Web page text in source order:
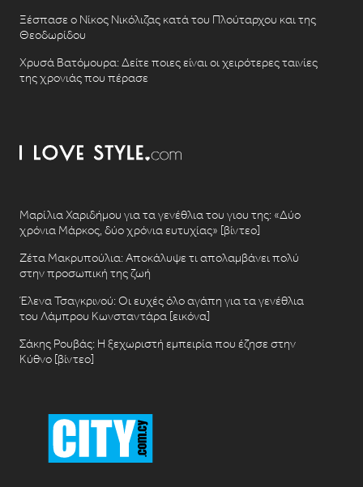
Ξέσπασε ο Νίκος Νικόλιζας κατά του Πλούταρχου και της
Θεοδωρίδου
Χρυσά Βατόμουρα: Δείτε ποιες είναι οι χειρότερες ταινίες
της χρονιάς που πέρασε
Μαρίλια Χαριδήμου για τα γενέθλια του γιου της: «Δύο
χρόνια Μάρκος, δύο χρόνια ευτυχίας» [βίντεο]
Ζέτα Μακρυπούλια: Αποκάλυψε τι απολαμβάνει πολύ
στην προσωπική της ζωή
Έλενα Τσαγκρινού: Οι ευχές όλο αγάπη για τα γενέθλια
του Λάμπρου Κωνσταντάρα [εικόνα]
Σάκης Ρουβάς: Η ξεχωριστή εμπειρία που έζησε στην
Κύθνο [βίντεο]